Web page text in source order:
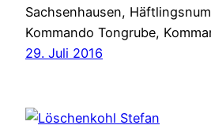
Sachsenhausen,
Kommando Tongrube,
29. Juli 2016